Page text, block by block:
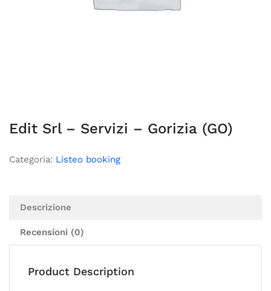
Edit Srl – Servizi – Gorizia (GO)
Categoria: Listeo booking
Descrizione
Recensioni (0)
Product Description